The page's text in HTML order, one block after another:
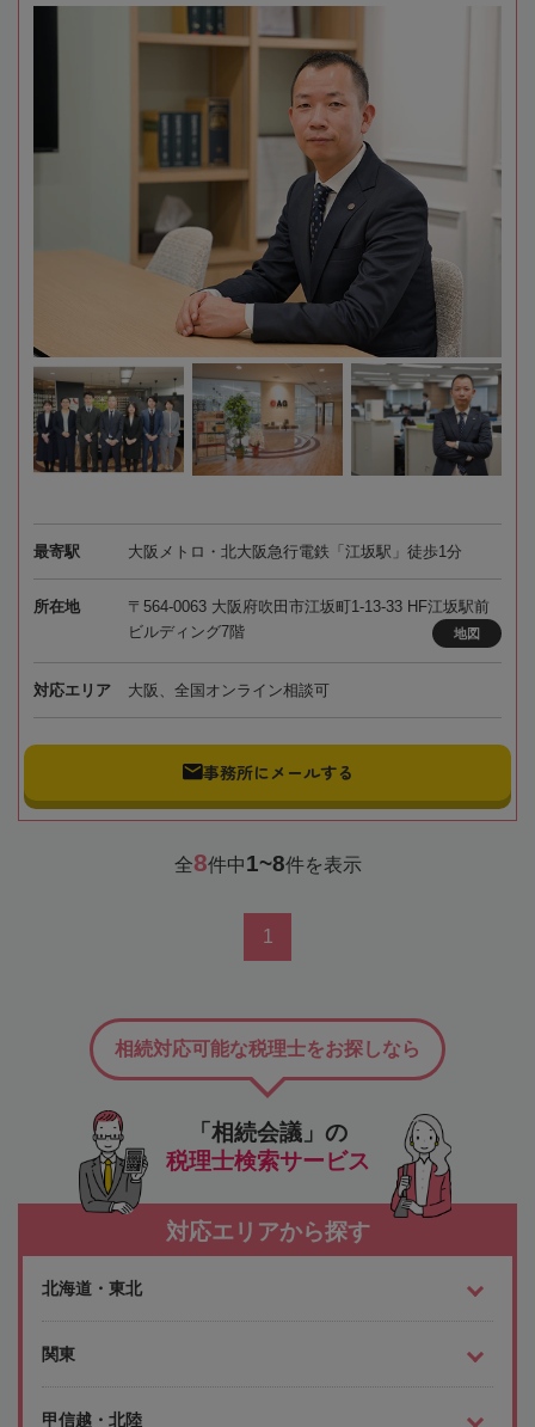
最寄駅 大阪メトロ・北大阪急行電鉄「江坂駅」徒歩1分
所在地
〒564-0063 大阪府吹田市江坂町1-13-33 HF江坂駅前
ビルディング7階
地図
対応エリア 大阪、全国オンライン相談可
事務所にメールする
全8件中1~8件を表示
1
「相続会議」の
税理士検索サービス
相続対応可能な税理士をお探しなら
対応エリアから探す
北海道・東北
関東
甲信越・北陸